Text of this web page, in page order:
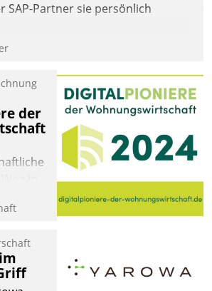
SAP-Partner sie persönlich
der
zu
sich